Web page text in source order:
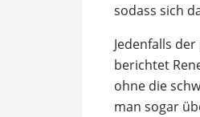
sodass sich
Jedenfalls
berichtet
ohne die
man sogar